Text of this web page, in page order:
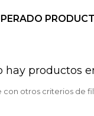
hay productos
otros criterios de